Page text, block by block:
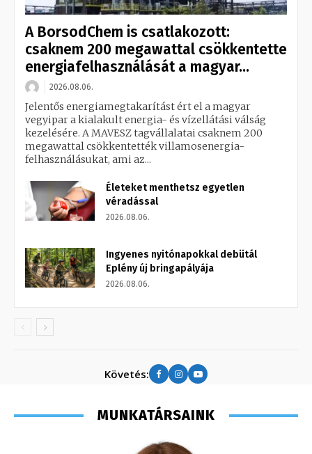
A BorsodChem is csatlakozott:
csaknem 200 megawattal csökkentette
energiafelhasználását a magyar...
2026.08.06.
Jelentős energiamegtakarítást ért el a magyar
vegyipar a kialakult energia- és vízellátási válság
kezelésére. A MAVESZ tagvállalatai csaknem 200
megawattal csökkentették villamosenergia-
felhasználásukat, ami az...
Életeket menthetsz egyetlen
véradással
2026.08.06.
Ingyenes nyitónapokkal debütál
Eplény új bringapályája
2026.08.06.
Követés:
MUNKATÁRSAINK